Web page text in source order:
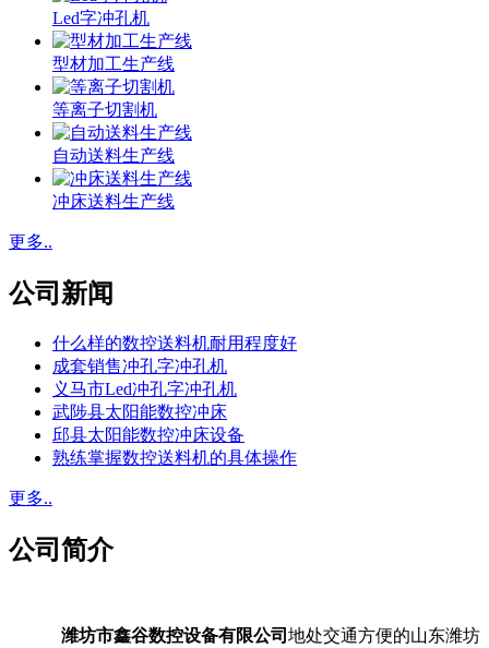
Led字冲孔机
型材加工生产线
等离子切割机
自动送料生产线
冲床送料生产线
更多..
公司新闻
什么样的数控送料机耐用程度好
成套销售冲孔字冲孔机
义马市Led冲孔字冲孔机
武陟县太阳能数控冲床
邱县太阳能数控冲床设备
熟练掌握数控送料机的具体操作
更多..
公司简介
潍坊市鑫谷数控设备有限公司 地处交通方便的山东潍坊